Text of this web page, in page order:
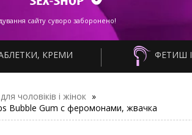
сайту суворо заборонено!
КРЕМИ ФЕТИШ
чоловіків і жінок »
Bubble Gum с феромонами, жвачка